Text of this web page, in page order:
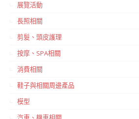
展覽活動
長照相關
剪髮、頭皮護理
按摩、SPA相關
消費相關
鞋子與相關周邊產品
模型